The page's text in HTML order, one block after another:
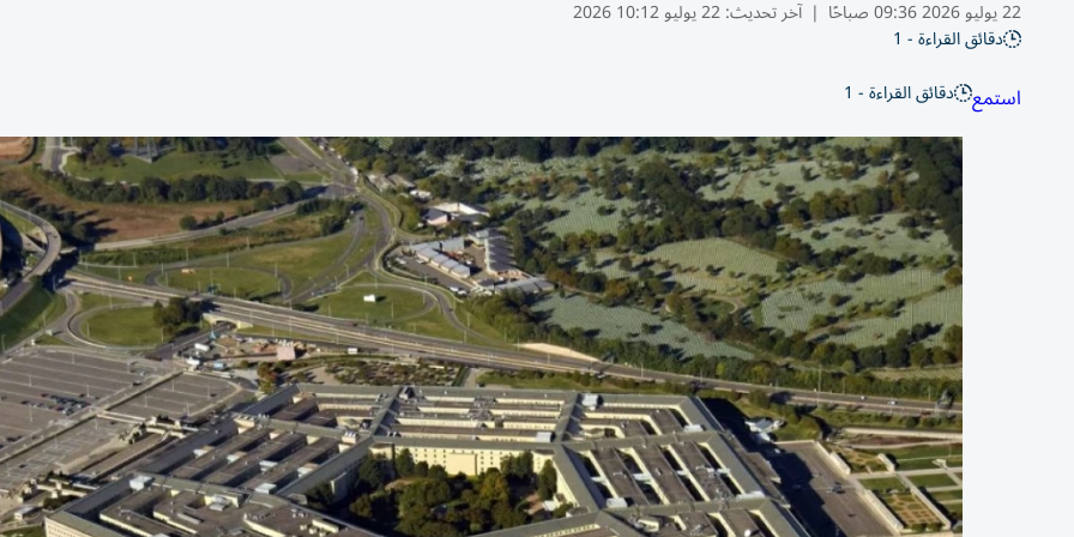
22 يوليو 2026 09:36 صباحًا | آخر تحديث:22 يوليو 10:12 2026
دقائق القراءة - 1
استمع دقائق القراءة - 1